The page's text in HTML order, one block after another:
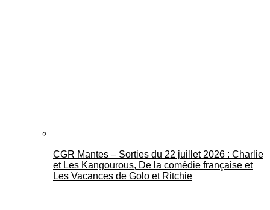
CGR Mantes – Sorties du 22 juillet 2026 : Charlie
et Les Kangourous, De la comédie française et
Les Vacances de Golo et Ritchie